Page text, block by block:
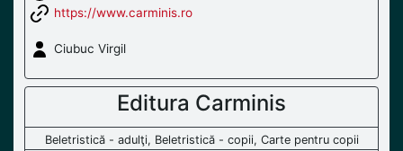
https://www.carminis.ro
Ciubuc Virgil
Editura Carminis
Beletristică - adulţi, Beletristică - copii, Carte pentru copii